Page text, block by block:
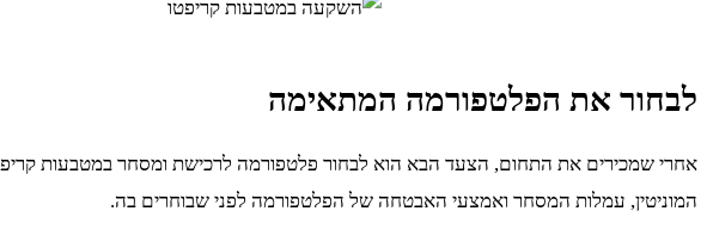
לבחור את הפלטפורמה המתאימה
אחרי שמכירים את התחום, הצעד הבא הוא לבחור פלטפורמה לרכישת ומסחר במטבעות
המוניטין, עמלות המסחר ואמצעי האבטחה של הפלטפורמה לפני שבוחרים בה.